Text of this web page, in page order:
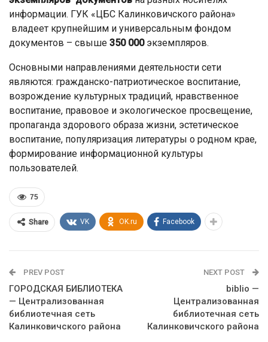
информации. ГУК «ЦБС Калинковичского района»
владеет крупнейшим и универсальным фондом
документов – свыше 350 000экземпляров.
Основными направлениями деятельности сети
являются: гражданско-патриотическое воспитание,
возрождение культурных традиций, нравственное
воспитание, правовое и экологическое просвещение,
пропаганда здорового образа жизни, эстетическое
воспитание, популяризация литературы о родном крае,
формирование информационной культуры
пользователей.
75
Share VK OK.ru Facebook
PREV POST
ГОРОДСКАЯ БИБЛИОТЕКА
— Централизованная
библиотечная сеть
Калинковичского района
NEXT POST
biblio —
Централизованная
библиотечная сеть
Калинковичского района